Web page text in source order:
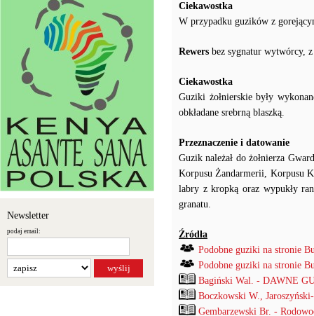
Newsletter
podaj email:
Ciekawostka
W przypadku guzików z
Rewers bez sygnatur wytwórcy,
Ciekawostka
Guziki żołnierskie były
obkładane srebrną blaszką.
Przeznaczenie i datowanie
Guzik należał do żołnierza
Korpusu Żandarmerii, Korpusu
labry z kropką oraz wypukły
granatu.
Źródła
Podobne guziki na stronie
Podobne guziki na stronie
Bagiński Wal. - DAWNE
Boczkowski W.,
Gembarzewski Br. -